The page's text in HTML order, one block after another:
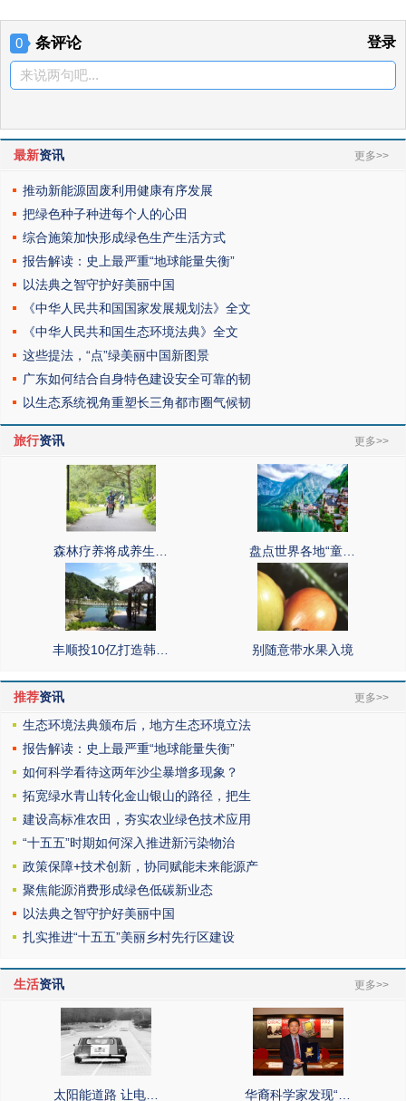
0 条评论 登录
来说两句吧...
最新资讯 更多>>
推动新能源固废利用健康有序发展
把绿色种子种进每个人的心田
综合施策加快形成绿色生产生活方式
报告解读：史上最严重“地球能量失衡”
以法典之智守护好美丽中国
《中华人民共和国国家发展规划法》全文
《中华人民共和国生态环境法典》全文
这些提法，“点”绿美丽中国新图景
广东如何结合自身特色建设安全可靠的韧
以生态系统视角重塑长三角都市圈气候韧
旅行资讯 更多>>
森林疗养将成养生… 盘点世界各地“童…
丰顺投10亿打造韩… 别随意带水果入境
推荐资讯 更多>>
生态环境法典颁布后，地方生态环境立法
报告解读：史上最严重“地球能量失衡”
如何科学看待这两年沙尘暴增多现象？
拓宽绿水青山转化金山银山的路径，把生
建设高标准农田，夯实农业绿色技术应用
“十五五”时期如何深入推进新污染物治
政策保障+技术创新，协同赋能未来能源产
聚焦能源消费形成绿色低碳新业态
以法典之智守护好美丽中国
扎实推进“十五五”美丽乡村先行区建设
生活资讯 更多>>
太阳能道路 让电… 华裔科学家发现“…